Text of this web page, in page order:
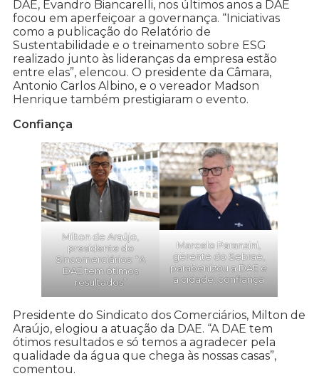
DAE, Evandro Biancarelli, nos últimos anos a DAE
focou em aperfeiçoar a governança. “Iniciativas
como a publicação do Relatório de
Sustentabilidade e o treinamento sobre ESG
realizado junto às lideranças da empresa estão
entre elas”, elencou. O presidente da Câmara,
Antonio Carlos Albino, e o vereador Madson
Henrique também prestigiaram o evento.
Confiança
Milton de Araújo,
presidente do
Sincomerciários: “A
DAE tem ótimos
resultados”
Marcelo Paranzini,
gerente do Sebrae,
parabenizou a DAE e
a cidade: confiança
Presidente do Sindicato dos Comerciários, Milton de
Araújo, elogiou a atuação da DAE. “A DAE tem
ótimos resultados e só temos a agradecer pela
qualidade da água que chega às nossas casas”,
comentou.